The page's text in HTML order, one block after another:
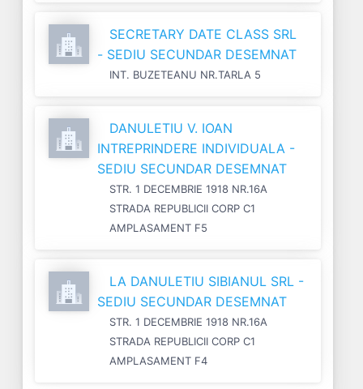
SECRETARY DATE CLASS SRL
- SEDIU SECUNDAR DESEMNAT
INT. BUZETEANU NR.TARLA 5
DANULETIU V. IOAN
INTREPRINDERE INDIVIDUALA -
SEDIU SECUNDAR DESEMNAT
STR. 1 DECEMBRIE 1918 NR.16A
STRADA REPUBLICII CORP C1
AMPLASAMENT F5
LA DANULETIU SIBIANUL SRL -
SEDIU SECUNDAR DESEMNAT
STR. 1 DECEMBRIE 1918 NR.16A
STRADA REPUBLICII CORP C1
AMPLASAMENT F4